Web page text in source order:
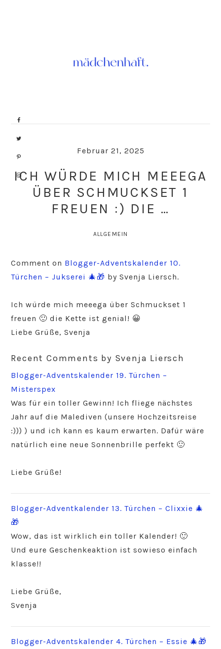
Februar 21, 2025
ICH WÜRDE MICH MEEEGA
ÜBER SCHMUCKSET 1
FREUEN :) DIE …
ALLGEMEIN
Comment on Blogger-Adventskalender 10.
Türchen – Jukserei 🎄🎁 by Svenja Liersch.
Ich würde mich meeega über Schmuckset 1
freuen 🙂 die Kette ist genial! 😀
Liebe Grüße, Svenja
Recent Comments by Svenja Liersch
Blogger-Adventskalender 19. Türchen –
Misterspex
Was für ein toller Gewinn! Ich fliege nächstes
Jahr auf die Malediven (unsere Hochzeitsreise
:))) ) und ich kann es kaum erwarten. Dafür wäre
natürlich eine neue Sonnenbrille perfekt 🙂
Liebe Grüße!
Blogger-Adventkalender 13. Türchen – Clixxie 🎄
🎁
Wow, das ist wirklich ein toller Kalender! 🙂
Und eure Geschenkeaktion ist sowieso einfach
klasse!!
Liebe Grüße,
Svenja
Blogger-Adventskalender 4. Türchen – Essie 🎄🎁